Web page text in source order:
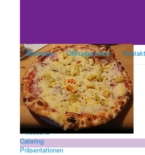
Startseite Öffnungszeiten Kontakt
Karten
Speise-Karte
Pizza-Karte
Spezialitäten
Treuebons
Catering
Präsentationen